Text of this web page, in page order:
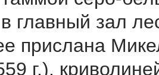
главный зал
прислана
г.),